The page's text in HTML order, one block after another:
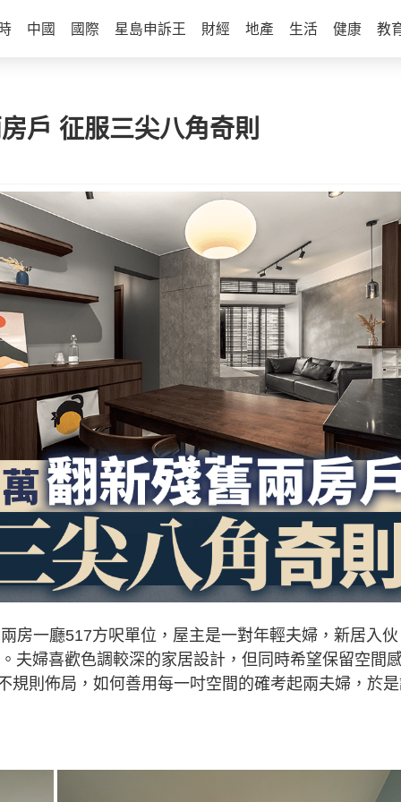
中國 國際 星島申訴王 財經 地產 生活 健康 教
戶 征服三尖八角奇則
房一廳517方呎單位，屋主是一對年輕夫婦，新居入
夫婦喜歡色調較深的家居設計，但同時希望保留空間
規則佈局，如何善用每一吋空間的確考起兩夫婦，於